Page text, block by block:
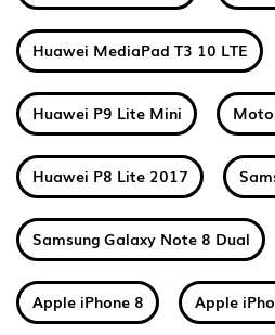
Huawei MediaPad T3 10 LTE
Huawei P9 Lite Mini
Huawei P8 Lite 2017
Samsung Galaxy Note 8 Dual
Apple iPhone 8 Apple